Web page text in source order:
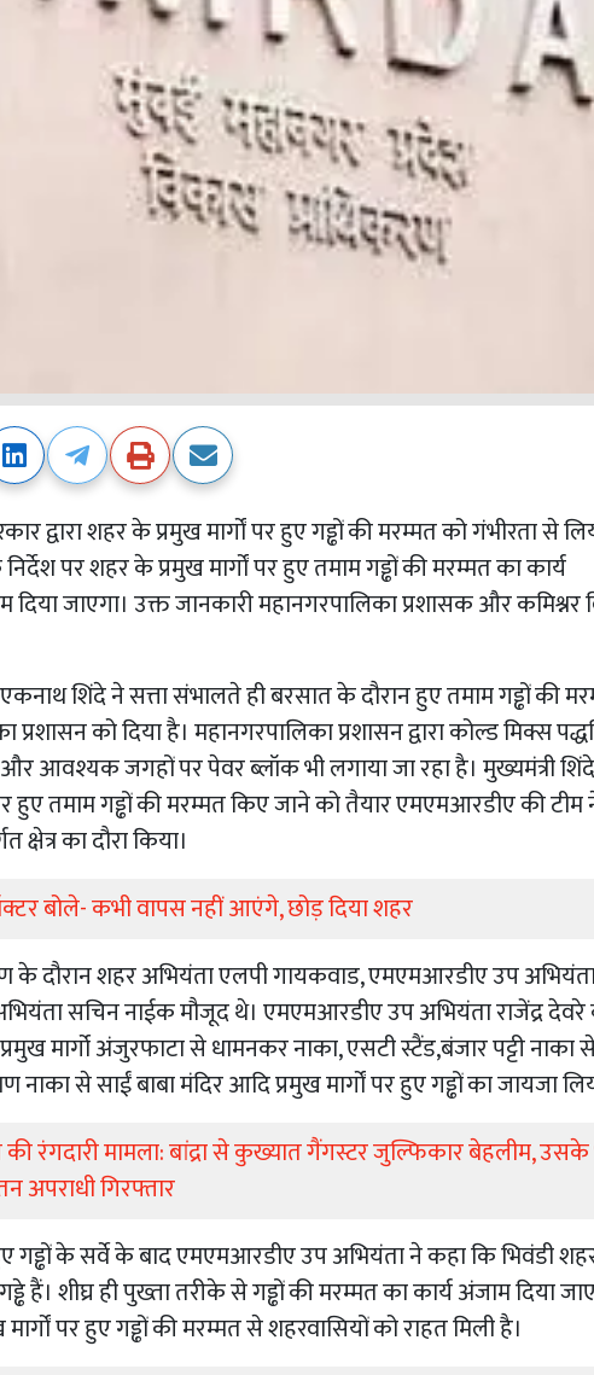
द्वारा शहर के प्रमुख मार्गों पर हुए गड्ढों की मरम्मत को गंभीरता से
पर शहर के प्रमुख मार्गों पर हुए तमाम गड्ढों की मरम्मत का कार्य
दिया जाएगा। उक्त जानकारी महानगरपालिका प्रशासक और कमिश्नर
शिंदे ने सत्ता संभालते ही बरसात के दौरान हुए तमाम गड्ढों की
प्रशासन को दिया है। महानगरपालिका प्रशासन द्वारा कोल्ड मिक्स
आवश्यक जगहों पर पेवर ब्लॉक भी लगाया जा रहा है। मुख्यमंत्री
हुए तमाम गड्ढों की मरम्मत किए जाने को तैयार एमएमआरडीए की टीम
का दौरा किया।
बोले- कभी वापस नहीं आएंगे, छोड़ दिया शहर
के दौरान शहर अभियंता एलपी गायकवाड, एमएमआरडीए उप अभियंता
सचिन नाईक मौजूद थे। एमएमआरडीए उप अभियंता राजेंद्र देवरे
मार्गो अंजुरफाटा से धामनकर नाका, एसटी स्टैंड,बंजार पट्टी
से साईं बाबा मंदिर आदि प्रमुख मार्गों पर हुए गड्ढों का जायजा
की रंगदारी मामला: बांद्रा से कुख्यात गैंगस्टर जुल्फिकार बेहलीम,
अपराधी गिरफ्तार
गड्ढों के सर्वे के बाद एमएमआरडीए उप अभियंता ने कहा कि भिवंडी
हैं। शीघ्र ही पुख्ता तरीके से गड्ढों की मरम्मत का कार्य अंजाम दिया
पर हुए गड्ढों की मरम्मत से शहरवासियों को राहत मिली है।